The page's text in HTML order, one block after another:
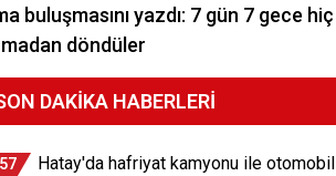
buluşmasını yazdı: 7 gün 7 gece hiç
döndüler
DAKIKA HABERLERI
Hatay'da hafriyat kamyonu ile otomobil